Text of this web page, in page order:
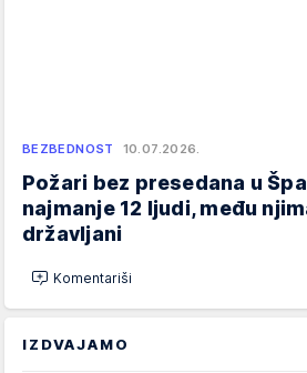
BEZBEDNOST 10.07.2026.
Požari bez presedana u
najmanje 12 ljudi, među
državljani
Komentariši
IZDVAJAMO